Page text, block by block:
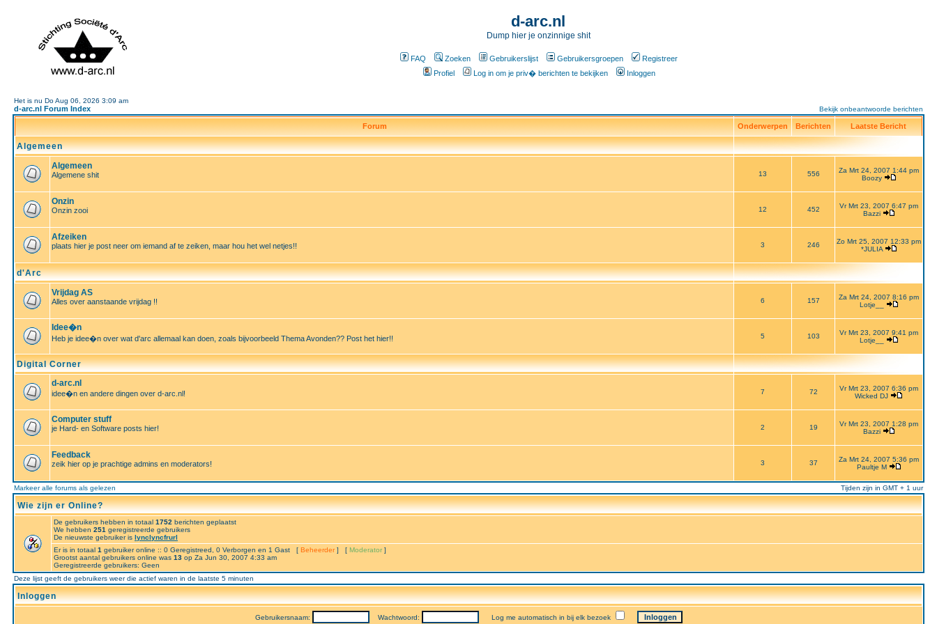
d-arc.nl
Dump hier je onzinnige shit
FAQ Zoeken Gebruikerslijst Gebruikersgroepen
Registreer
Profiel
Log in om je priv� berichten te bekijken Inloggen
Het is nu Do Aug 06, 2026 3:09 am
d-arc.nl Forum Index Bekijk onbeantwoorde berichten
Forum Onderwerpen Berichten Laatste Bericht
Algemeen
Algemeen
Algemene shit 13 556
Za Mrt 24, 2007 1:44 pm
Boozy
Onzin
Onzin zooi 12 452
Vr Mrt 23, 2007 6:47 pm
Bazzi
Afzeiken
plaats hier je post neer om iemand af te zeiken, maar hou het wel netjes!! 3 246
Zo Mrt 25, 2007 12:33 pm
*JULIA
d'Arc
Vrijdag AS
Alles over aanstaande vrijdag !! 6 157
Za Mrt 24, 2007 8:16 pm
Lotje__
Idee�n
Heb je idee�n over wat d'arc allemaal kan doen, zoals bijvoorbeeld Thema Avonden?? Post het hier!! 5 103
Vr Mrt 23, 2007 9:41 pm
Lotje__
Digital Corner
d-arc.nl
idee�n en andere dingen over d-arc.nl! 7 72
Vr Mrt 23, 2007 6:36 pm
Wicked DJ
Computer stuff
je Hard- en Software posts hier! 2 19
Vr Mrt 23, 2007 1:28 pm
Bazzi
Feedback
zeik hier op je prachtige admins en moderators! 3 37
Za Mrt 24, 2007 5:36 pm
Paultje M
Markeer alle forums als gelezen Tijden zijn in GMT + 1 uur
Wie zijn er Online?
De gebruikers hebben in totaal 1752 berichten geplaatst
We hebben 251 geregistreerde gebruikers
De nieuwste gebruiker is lynclyncfrurl
Er is in totaal 1 gebruiker online :: 0 Geregistreed, 0 Verborgen en 1 Gast [ Beheerder ] [ Moderator ]
Grootst aantal gebruikers online was 13 op Za Jun 30, 2007 4:33 am
Geregistreerde gebruikers: Geen
Deze lijst geeft de gebruikers weer die actief waren in de laatste 5 minuten
Inloggen
Gebruikersnaam: Wachtwoord: Log me automatisch in bij elk bezoek